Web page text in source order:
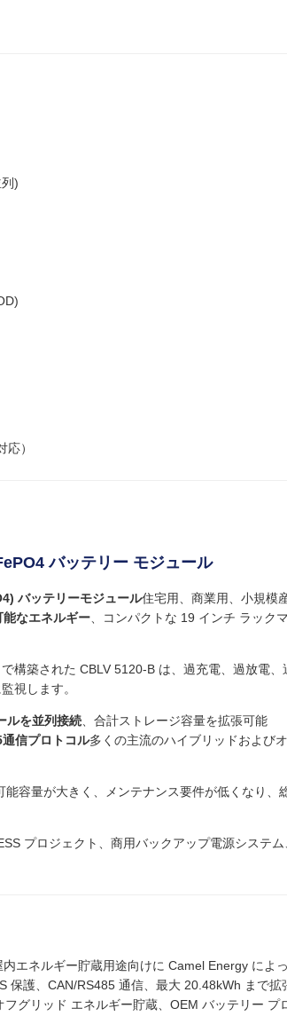
)
）
バッテリー モジュール
バッテリーモジュール住宅用、商業用、小規模
なエネルギー 、コンパクトな 19 インチ ラック
構築された CBLV 5120-B は、過充電、過放電、
視します。
ルを並列接続 、合計ストレージ容量を拡張可能
信プロトコル多くの主流のハイブリッドおよび
容量が大きく、メンテナンス要件が低くなり、
プロジェクト、商用バックアップ電源システム
内エネルギー貯蔵用途向けに Camel Energy によ
保護、CAN/RS485 通信、最大 20.48kWh まで拡
グリッド エネルギー貯蔵、OEM バッテリー プ